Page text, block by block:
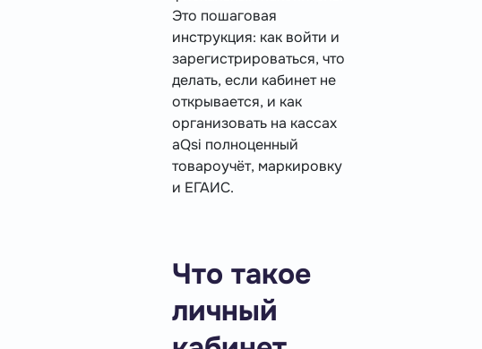
Это пошаговая
инструкция: как войти и
зарегистрироваться, что
делать, если кабинет не
открывается, и как
организовать на кассах
aQsi полноценный
товароучёт, маркировку
и ЕГАИС.
Что такое
личный